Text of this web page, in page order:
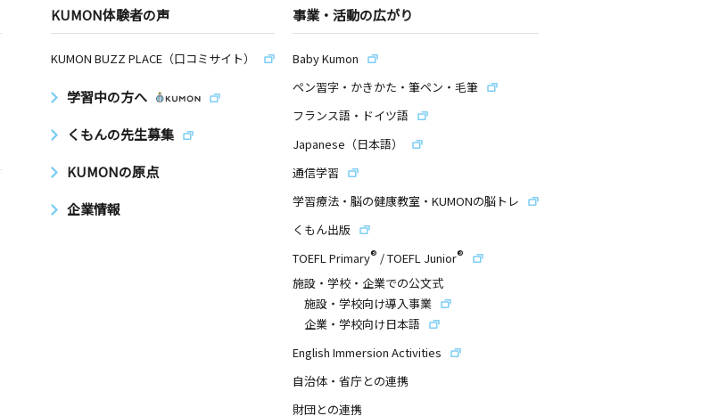
KUMON体験者の声
KUMON BUZZ PLACE（口コミサイト）
学習中の方へ
くもんの先生募集
KUMONの原点
企業情報
事業・活動の広がり
Baby Kumon
ペン習字・かきかた・筆ペン・毛筆
フランス語・ドイツ語
Japanese（日本語）
通信学習
学習療法・脳の健康教室・KUMONの脳トレ
くもん出版
TOEFL Primary® /TOEFL Junior®
施設・学校・企業での公文式
施設・学校向け導入事業
企業・学校向け日本語
English Immersion Activities
自治体・省庁との連携
財団との連携